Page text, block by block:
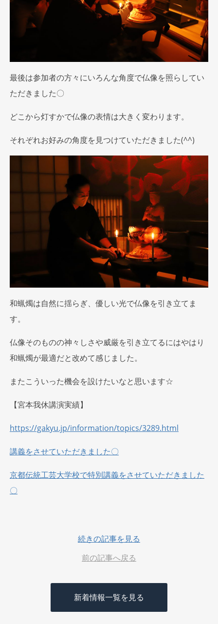
最後は参加者の方々にいろんな角度で仏像を照らしてい
ただきました〇
どこから灯すかで仏像の表情は大きく変わります。
それぞれお好みの角度を見つけていただきました(^^)
和蝋燭は自然に揺らぎ、優しい光で仏像を引き立てま
す。
仏像そのものの神々しさや威厳を引き立てるにはやはり
和蝋燭が最適だと改めて感じました。
またこういった機会を設けたいなと思います☆
【宮本我休講演実績】
https://gakyu.jp/information/topics/3289.html
講義をさせていただきました〇
京都伝統工芸大学校で特別講義をさせていただきました
〇
続きの記事を見る
前の記事へ戻る
新着情報一覧を見る